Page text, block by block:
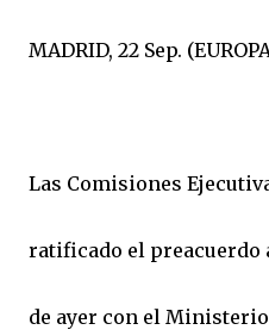
MADRID, 22 Sep.
Las Comisiones
ratificado el preacuerdo
de ayer con el